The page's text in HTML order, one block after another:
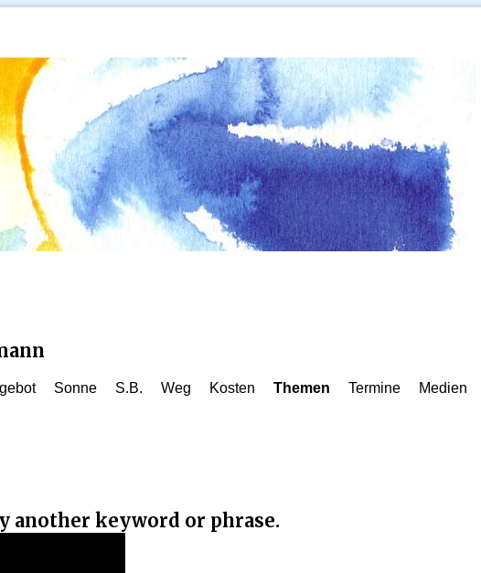
Sonne S.B. Weg Kosten Themen Termine Medien
another keyword or phrase.